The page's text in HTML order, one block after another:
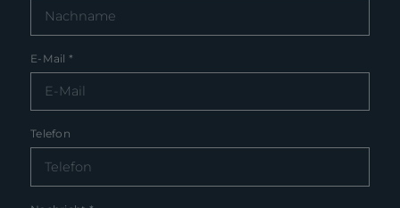
E-Mail *
Telefon